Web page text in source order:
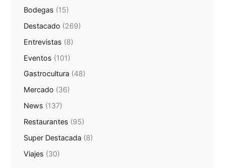
Bodegas (15)
Destacado (269)
Entrevistas (8)
Eventos (101)
Gastrocultura (48)
Mercado (36)
News (137)
Restaurantes (95)
Super Destacada (8)
Viajes (30)